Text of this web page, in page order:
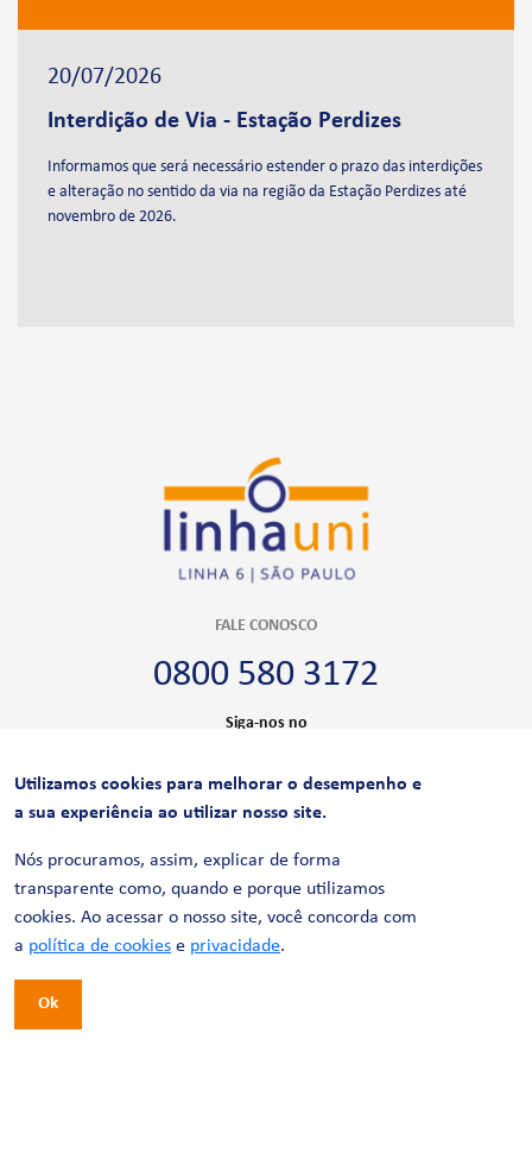
20/07/2026
Interdição de Via - Estação Perdizes
Informamos que será necessário estender o prazo das interdições
e alteração no sentido da via na região da Estação Perdizes até
novembro de 2026.
FALE CONOSCO
0800 580 3172
Siga-nos no
CERTIFICAÇÕES
Utilizamos cookies para melhorar o desempenho e
a sua experiência ao utilizar nosso site.
Nós procuramos, assim, explicar de forma
transparente como, quando e porque utilizamos
cookies. Ao acessar o nosso site, você concorda com
a política de cookies e privacidade.
Ok